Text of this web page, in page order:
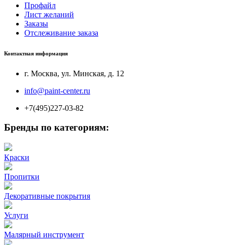
Профайл
Лист желаний
Заказы
Отслеживание заказа
Контактная информация
г. Москва, ул. Минская, д. 12
info@paint-center.ru
+7(495)227-03-82
Бренды по категориям:
Краски
Пропитки
Декоративные покрытия
Услуги
Малярный инструмент